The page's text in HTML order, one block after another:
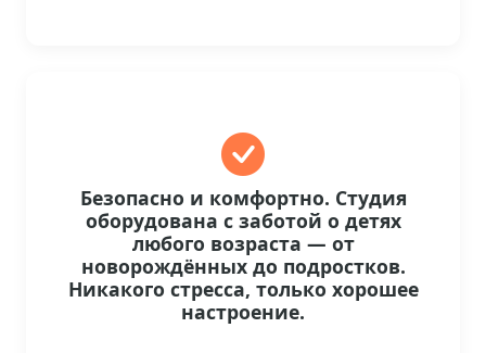
Безопасно и комфортно. Студия
оборудована с заботой о детях
любого возраста — от
новорождённых до подростков.
Никакого стресса, только хорошее
настроение.